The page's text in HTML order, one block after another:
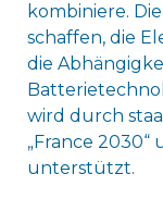
kombiniere.
schaffen, die
die
wird durch
„France 2030“
unterstützt.